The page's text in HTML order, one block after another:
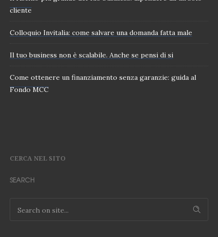
cliente
Colloquio Invitalia: come salvare una domanda fatta male
Il tuo business non è scalabile. Anche se pensi di si
Come ottenere un finanziamento senza garanzie: guida al
Fondo MCC
CERCA NEL SITO
SEARCH